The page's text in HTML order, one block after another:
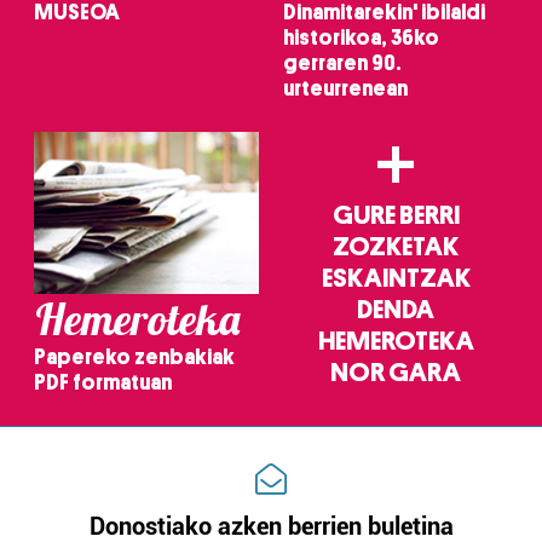
MUSEOA
Dinamitarekin' ibilaldi
historikoa, 36ko
gerraren 90.
urteurrenean
Hemeroteka
Papereko zenbakiak
PDF formatuan
+
GURE BERRI
ZOZKETAK
ESKAINTZAK
DENDA
HEMEROTEKA
NOR GARA
Donostiako azken berrien buletina